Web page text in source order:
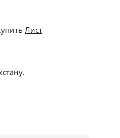
Лист